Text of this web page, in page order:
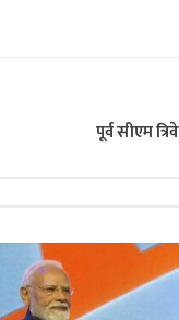
पूर्व सीएम